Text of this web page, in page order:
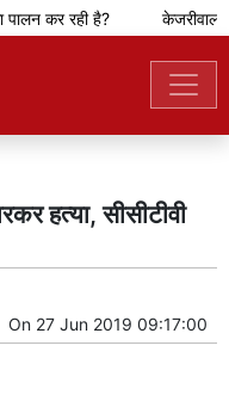
कर रही है? केजरीवाल
हत्या, सीसीटीवी
On 27 Jun 2019 09:17:00